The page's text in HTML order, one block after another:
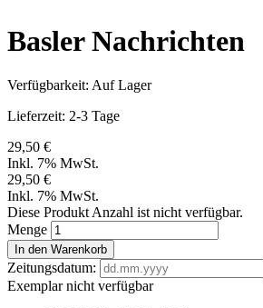
Basler Nachrichten
Verfügbarkeit: Auf Lager
Lieferzeit: 2-3 Tage
29,50 €
Inkl. 7% MwSt.
29,50 €
Inkl. 7% MwSt.
Diese Produkt Anzahl ist nicht verfügbar.
Menge
In den Warenkorb
Zeitungsdatum:
Exemplar nicht verfügbar